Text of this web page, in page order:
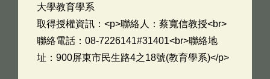
大學教育學系
取得授權資訊：<p>聯絡人：蔡寬信教授<br>
聯絡電話：08-7226141#31401<br>聯絡地
址：900屏東市民生路4之18號(教育學系)</p>